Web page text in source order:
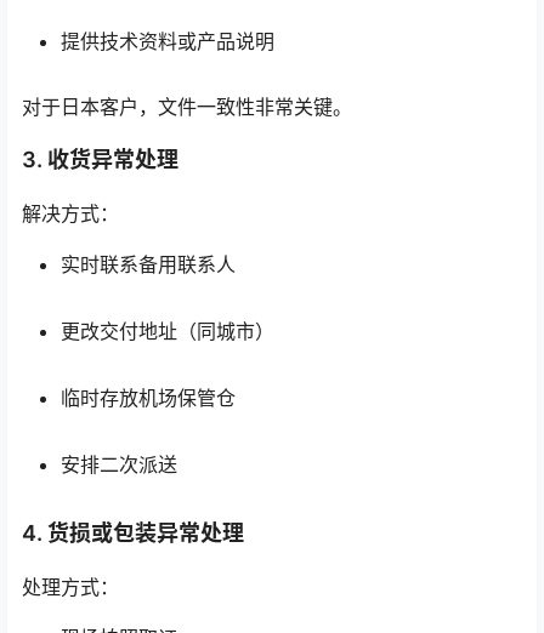
提供技术资料或产品说明
对于日本客户，文件一致性非常关键。
3. 收货异常处理
解决方式：
实时联系备用联系人
更改交付地址（同城市）
临时存放机场保管仓
安排二次派送
4. 货损或包装异常处理
处理方式：